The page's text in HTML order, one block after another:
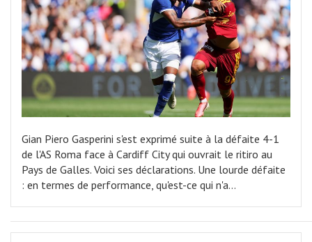
Gian Piero Gasperini s'est exprimé suite à la défaite 4-1
de l'AS Roma face à Cardiff City qui ouvrait le ritiro au
Pays de Galles. Voici ses déclarations. Une lourde défaite
: en termes de performance, qu'est-ce qui n'a…